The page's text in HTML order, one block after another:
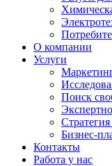
О компании
Услуги
Поиск
Бизнес-
Контакты
Работа у нас